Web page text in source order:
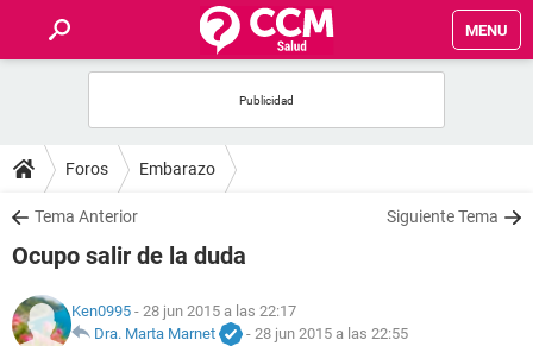
MENU
FOROS
SALUD
FAMILIA
NUTRICIÓN
Foros Embarazo
Tema Anterior Siguiente Tema
Ocupo salir de la duda
Ken0995 - 28 jun 2015 a las 22:17
Dra. Marta Marnet
- 28 jun 2015 a las 22:55